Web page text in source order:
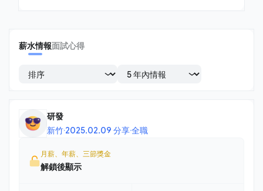
薪水情報面試心得
研發
新竹·2025.02.09 分享·全職
月薪、年薪、三節獎金
解鎖後顯示